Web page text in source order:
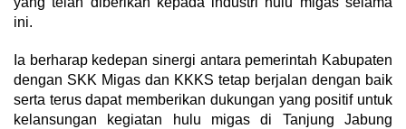
ini.
Ia berharap kedepan sinergi antara pemerintah Kabupaten
dengan SKK Migas dan KKKS tetap berjalan dengan baik
serta terus dapat memberikan dukungan yang positif untuk
kelansungan kegiatan hulu migas di Tanjung Jabung